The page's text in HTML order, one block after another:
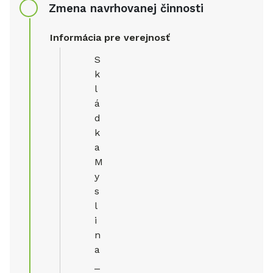
Zmena navrhovanej činnosti
Informácia pre verejnosť
S
k
l
á
d
k
a
M
y
s
l
i
n
a